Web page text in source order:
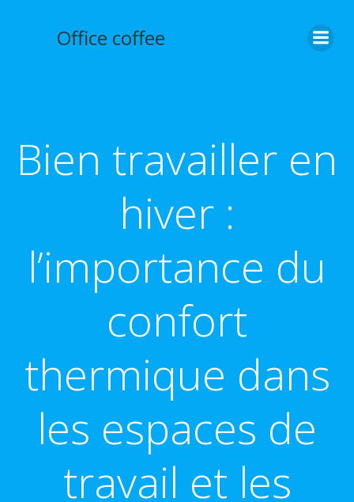
Office coffee
Bien travailler en
hiver :
l’importance du
confort
thermique dans
les espaces de
travail et les